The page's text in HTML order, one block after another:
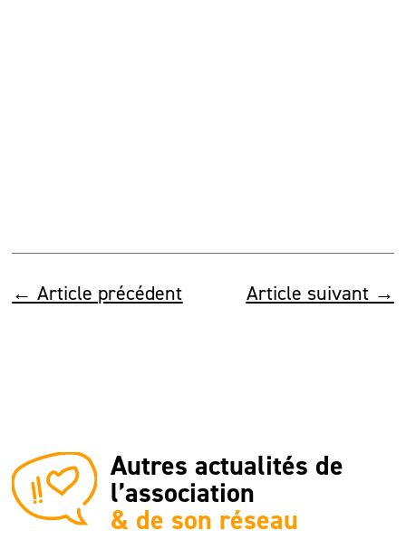
←Article précédent Article suivant→
Autres actualités de
l’association
& de son réseau